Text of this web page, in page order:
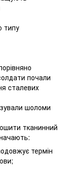
типу
почали
сталевих
шоломи
тканинний
термін